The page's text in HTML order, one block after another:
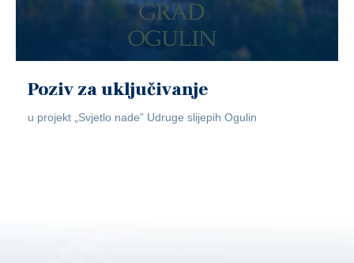
Poziv za uključivanje
u projekt „Svjetlo nade” Udruge slijepih Ogulin